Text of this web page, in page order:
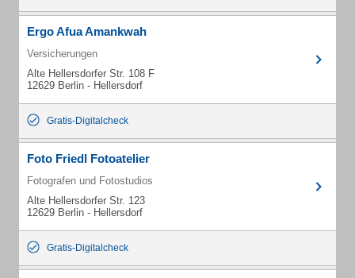
Ergo Afua Amankwah
Versicherungen
Alte Hellersdorfer Str. 108 F
12629 Berlin - Hellersdorf
Gratis-Digitalcheck
Foto Friedl Fotoatelier
Fotografen und Fotostudios
Alte Hellersdorfer Str. 123
12629 Berlin - Hellersdorf
Gratis-Digitalcheck